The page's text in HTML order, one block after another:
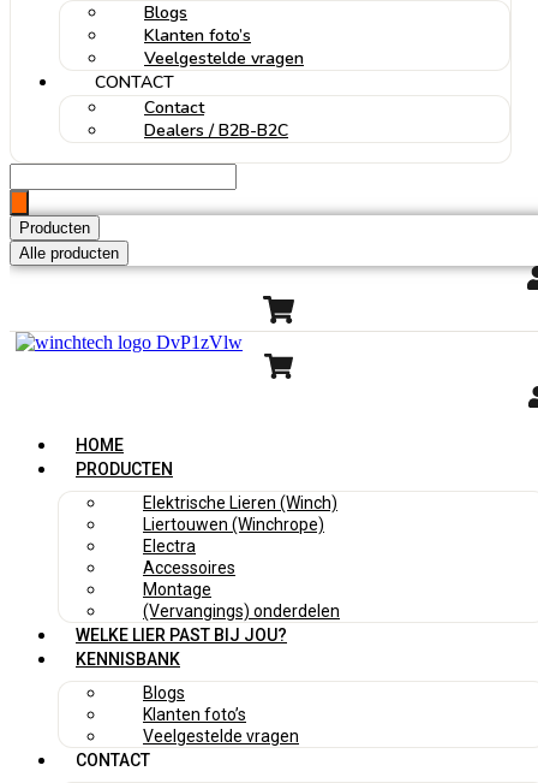
Blogs
Klanten foto’s
Veelgestelde vragen
CONTACT
Contact
Dealers / B2B-B2C
...
Producten
Alle producten
HOME
PRODUCTEN
Elektrische Lieren (Winch)
Liertouwen (Winchrope)
Electra
Accessoires
Montage
(Vervangings) onderdelen
WELKE LIER PAST BIJ JOU?
KENNISBANK
Blogs
Klanten foto’s
Veelgestelde vragen
CONTACT